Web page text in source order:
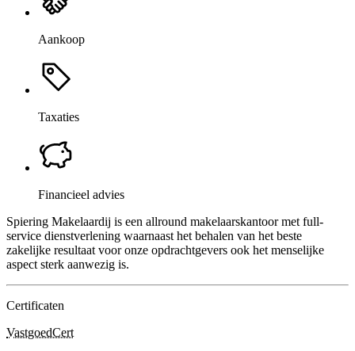
Aankoop
Taxaties
Financieel advies
Spiering Makelaardij is een allround makelaarskantoor met full-
service dienstverlening waarnaast het behalen van het beste
zakelijke resultaat voor onze opdrachtgevers ook het menselijke
aspect sterk aanwezig is.
Certificaten
VastgoedCert